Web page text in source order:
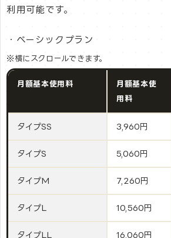
利用可能です。
・ベーシックプラン
※横にスクロールできます。
月額基本使用料
月額基本使
用料
タイプSS 3,960円
タイプS 5,060円
タイプM 7,260円
タイプL 10,560円
タイプLL 16,060円